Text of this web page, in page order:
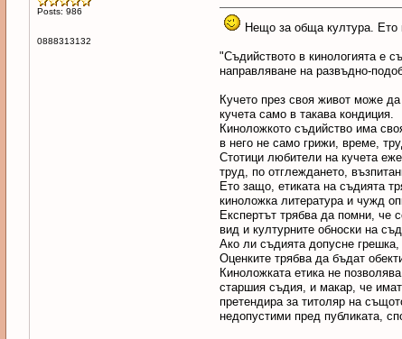
Posts: 986
0888313132
Нещо за обща култура. Ето
"Съдийството в кинологията е
направляване на развъдно-
Кучето през своя живот може
кучета само в такава кондиция.
Киноложкото съдийство има
в него не само грижи, време,
Стотици любители на кучета
труд, по отглеждането,
Ето защо, етиката на съдията
киноложка литература и чужд
Експертът трябва да помни, че
вид и културните обноски на
Ако ли съдията допусне
Оценките трябва да бъдат
Киноложката етика не
старшия съдия, и макар, че
претендира за титоляр на
недопустими пред публиката,